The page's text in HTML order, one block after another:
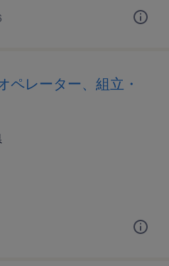
ペレーター、組立・